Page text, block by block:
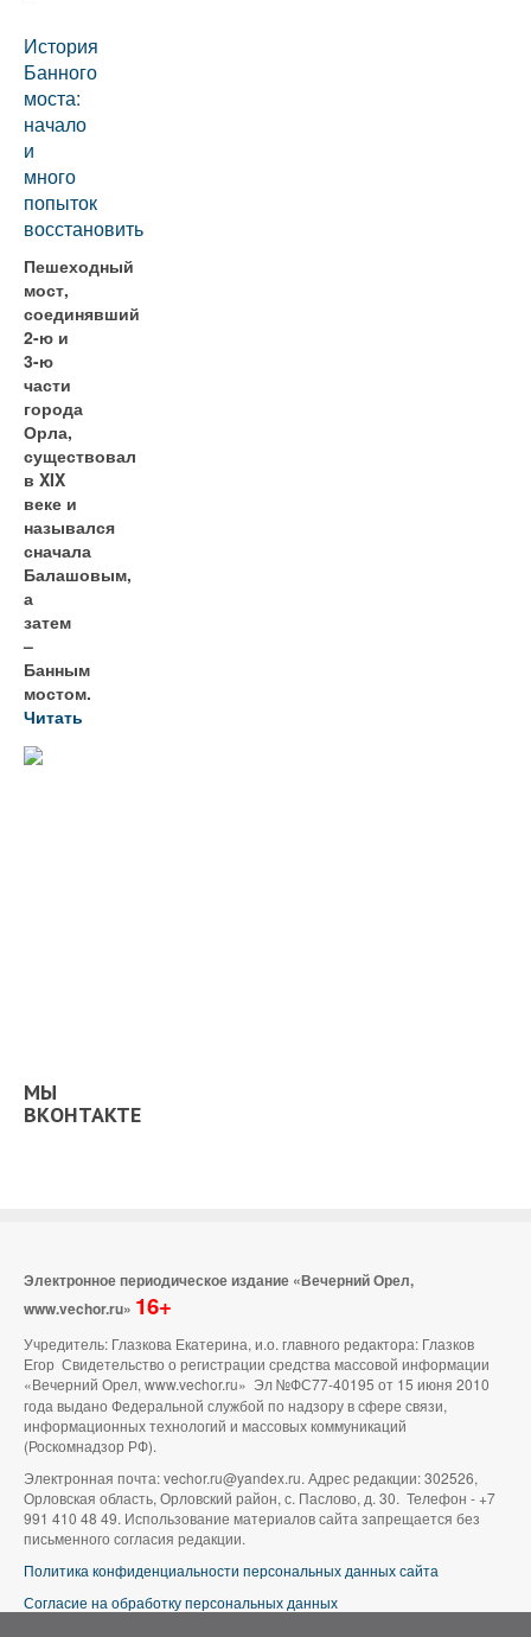
История
Банного
моста:
начало
и
много
попыток
восстановить
Пешеходный
мост,
соединявший
2-ю и
3-ю
части
города
Орла,
существовал
в XIX
веке и
назывался
сначала
Балашовым,
а
затем
–
Банным
мостом.
Читать
МЫ
ВКОНТАКТЕ
Электронное периодическое издание «Вечерний Орел,
www.vechor.ru» 16+
Учредитель: Глазкова Екатерина, и.о. главного редактора: Глазков
Егор Свидетельство о регистрации средства массовой информации
«Вечерний Орел, www.vechor.ru» Эл №ФС77-40195 от 15 июня 2010
года выдано Федеральной службой по надзору в сфере связи,
информационных технологий и массовых коммуникаций
(Роскомнадзор РФ).
Электронная почта: vechor.ru@yandex.ru. Адрес редакции: 302526,
Орловская область, Орловский район, с. Паслово, д. 30. Телефон - +7
991 410 48 49. Использование материалов сайта запрещается без
письменного согласия редакции.
Политика конфиденциальности персональных данных сайта
Согласие на обработку персональных данных